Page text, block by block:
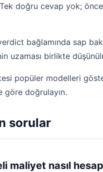
doğru cevap yok;
bağlamında sap
uzaması birlikte
popüler modelleri
göre doğrulayın.
sorular
maliyet nasıl